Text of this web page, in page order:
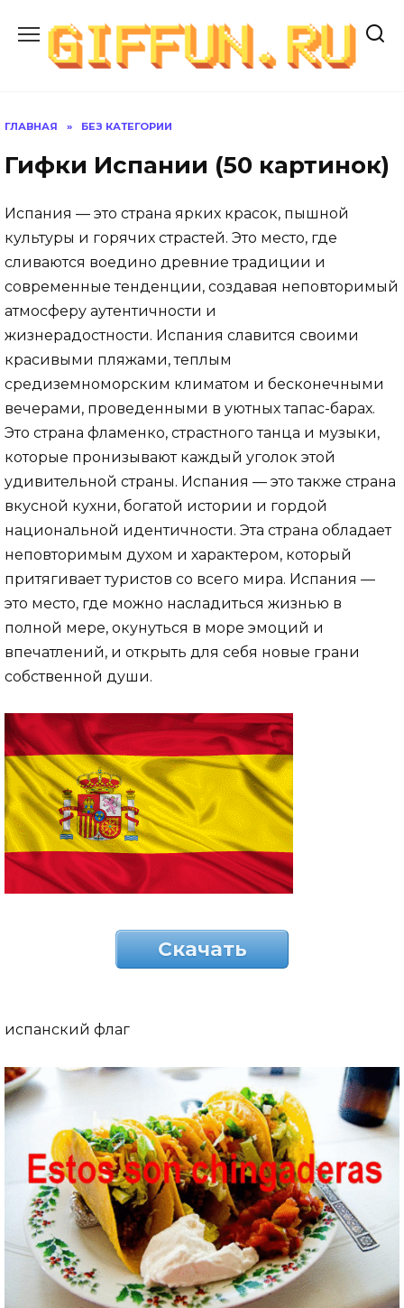
содержанию
ГЛАВНАЯ » БЕЗ КАТЕГОРИИ
Гифки Испании (50 картинок)
Испания — это страна ярких красок, пышной
культуры и горячих страстей. Это место, где
сливаются воедино древние традиции и
современные тенденции, создавая неповторимый
атмосферу аутентичности и
жизнерадостности. Испания славится своими
красивыми пляжами, теплым
средиземноморским климатом и бесконечными
вечерами, проведенными в уютных тапас-барах.
Это страна фламенко, страстного танца и музыки,
которые пронизывают каждый уголок этой
удивительной страны. Испания — это также страна
вкусной кухни, богатой истории и гордой
национальной идентичности. Эта страна обладает
неповторимым духом и характером, который
притягивает туристов со всего мира. Испания —
это место, где можно насладиться жизнью в
полной мере, окунуться в море эмоций и
впечатлений, и открыть для себя новые грани
собственной души.
Скачать
испанский флаг